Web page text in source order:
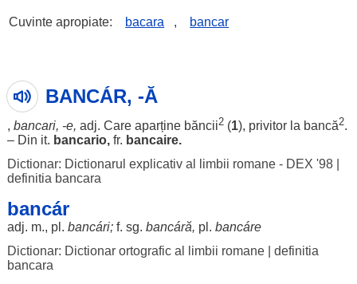
Cuvinte apropiate: bacara , bancar
BANCÁR, -Ă
, bancari, -e, adj. Care aparține băncii2(1), privitorla bancă2.
– Din it. bancario, fr. bancaire.
Dictionar: Dictionarul explicativ al limbii romane - DEX '98|
definitia bancara
bancár
adj. m., pl. bancári;f. sg. bancáră, pl. bancáre
Dictionar: Dictionar ortografic al limbii romane| definitia
bancara